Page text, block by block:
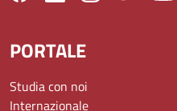
PORTALE
Studia con noi
Internazionale